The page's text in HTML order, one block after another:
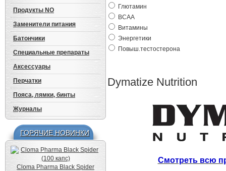
Продукты NO
Заменители питания
Батончики
Специальные препараты
Аксессуары
Перчатки
Пояса, лямки, бинты
Журналы
ГОРЯЧИЕ НОВИНКИ
Cloma Pharma Black Spider
Глютамин
BCAA
Витамины
Энергетики
Повыш.тестостерона
Dymatize Nutrition
Смотреть всю